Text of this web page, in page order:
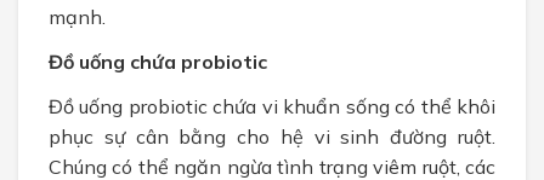
mạnh.
Đồ uống chứa probiotic
Đồ uống probiotic chứa vi khuẩn sống có thể khôi
phục sự cân bằng cho hệ vi sinh đường ruột.
Chúng có thể ngăn ngừa tình trạng viêm ruột, các